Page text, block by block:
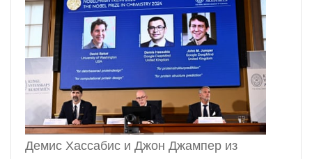
Демис Хассабис и Джон Джампер из